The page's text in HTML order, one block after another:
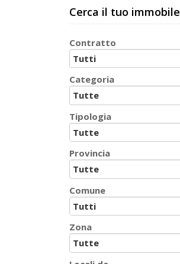
Cerca il tuo immobile
Contratto
Categoria
Tipologia
Provincia
Comune
Zona